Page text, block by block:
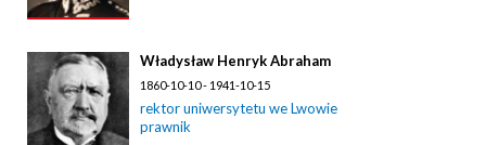
Władysław Henryk Abraham
1860-10-10 - 1941-10-15
rektor uniwersytetu we Lwowie
prawnik